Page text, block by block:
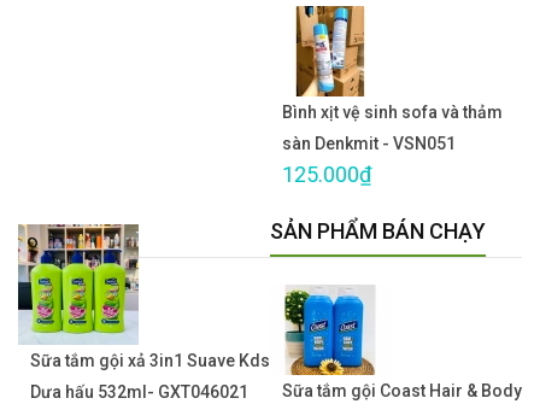
Bình xịt vệ sinh sofa và thảm
sàn Denkmit - VSN051
125.000₫
Sữa tắm gội xả 3in1 Suave Kds
Dưa hấu 532ml- GXT046021
SẢN PHẨM BÁN CHẠY
Sữa tắm gội Coast Hair & Body